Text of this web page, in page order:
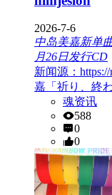
2026-7-6
中岛美嘉新单
月26日发行CD
新闻源：https://
嘉「祈り、終
魂资讯
588
0
0